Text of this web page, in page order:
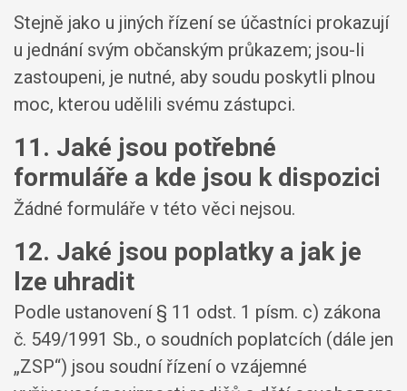
Stejně jako u jiných řízení se účastníci prokazují
u jednání svým občanským průkazem; jsou-li
zastoupeni, je nutné, aby soudu poskytli plnou
moc, kterou udělili svému zástupci.
11. Jaké jsou potřebné
formuláře a kde jsou k dispozici
Žádné formuláře v této věci nejsou.
12. Jaké jsou poplatky a jak je
lze uhradit
Podle ustanovení § 11 odst. 1 písm. c) zákona
č. 549/1991 Sb., o soudních poplatcích (dále jen
„ZSP“) jsou soudní řízení o vzájemné